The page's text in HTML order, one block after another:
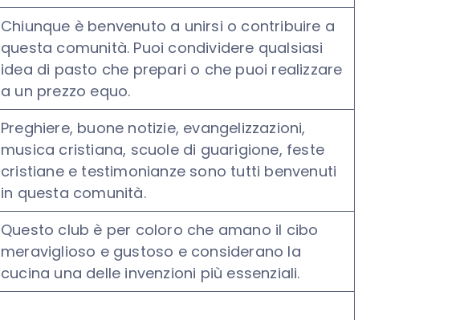
Chiunque è benvenuto a unirsi o contribuire a
questa comunità. Puoi condividere qualsiasi
idea di pasto che prepari o che puoi realizzare
a un prezzo equo.
Preghiere, buone notizie, evangelizzazioni,
musica cristiana, scuole di guarigione, feste
cristiane e testimonianze sono tutti benvenuti
in questa comunità.
Questo club è per coloro che amano il cibo
meraviglioso e gustoso e considerano la
cucina una delle invenzioni più essenziali.